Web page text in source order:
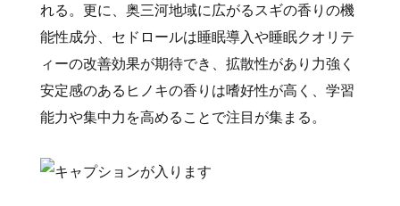
れる。更に、奥三河地域に広がるスギの香りの機
能性成分、セドロールは睡眠導入や睡眠クオリテ
ィーの改善効果が期待でき、拡散性があり力強く
安定感のあるヒノキの香りは嗜好性が高く、学習
能力や集中力を高めることで注目が集まる。